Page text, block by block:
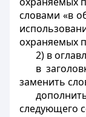
словами «в
охраняемых
2) в
в
заменить
следующего